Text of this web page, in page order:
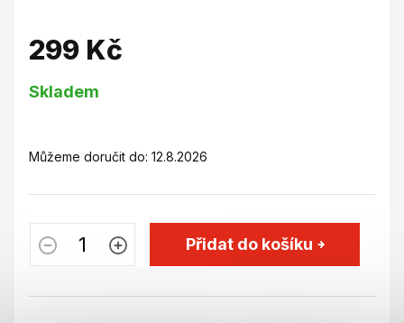
299 Kč
cena:
Skladem
Můžeme doručit do: 12.8.2026
Přidat do košíku